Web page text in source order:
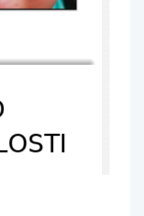
narašča po vsem svetu in je posledica
močno narašča, predvsem pa v